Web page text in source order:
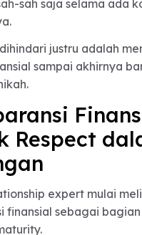
sebenarnya
pasangan.
hubungan harus
Checking. Namun,
tetap penting
paling berbahaya
soal utang
yang nyaman
Ada juga yang